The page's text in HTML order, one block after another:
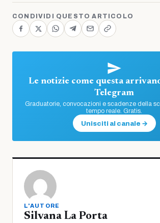
CONDIVIDI QUESTO ARTICOLO
Le notizie come questa
Telegram
Graduatorie, convocazioni e scadenze della
tempo reale. Gratis.
Unisciti al canale →
L'AUTORE
Silvana La Porta